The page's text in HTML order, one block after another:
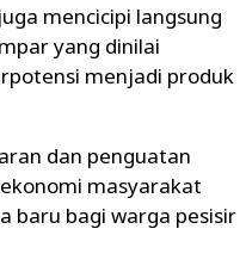
mencicipi langsung
yang dinilai
menjadi produk
dan penguatan
masyarakat
baru bagi warga pesisir